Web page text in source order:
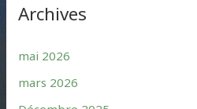
Archives
mai 2026
mars 2026